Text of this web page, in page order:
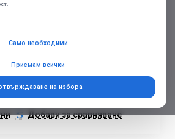
и ремаркетинг чрез партньорски платформи
Само необходими
Приемам всички
на избора
Купи
Добави за сравняване